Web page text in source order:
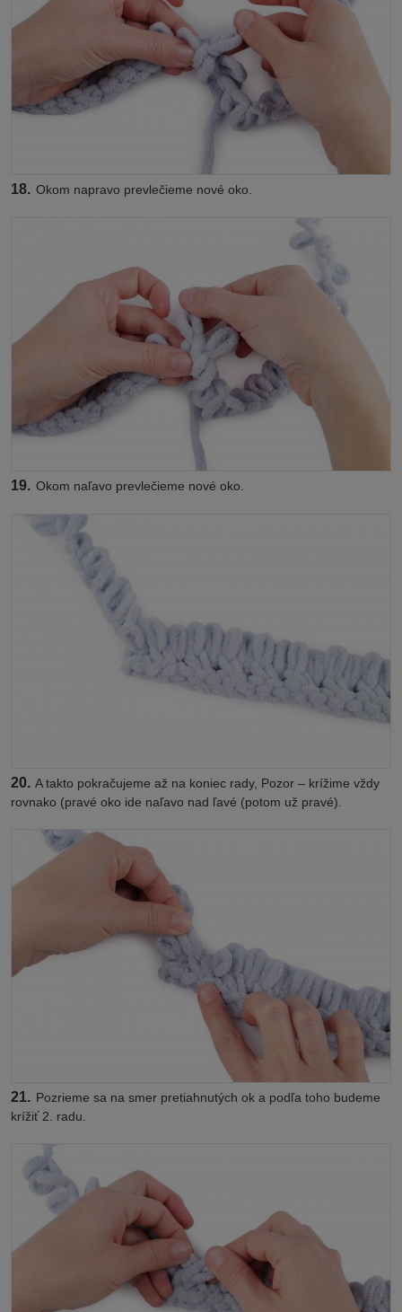
18. Okom napravo prevlečieme nové oko.
19. Okom naľavo prevlečieme nové oko.
20. A takto pokračujeme až na koniec rady, Pozor – krížime vždy
rovnako (pravé oko ide naľavo nad ľavé (potom už pravé).
21. Pozrieme sa na smer pretiahnutých ok a podľa toho budeme
krížiť 2. radu.